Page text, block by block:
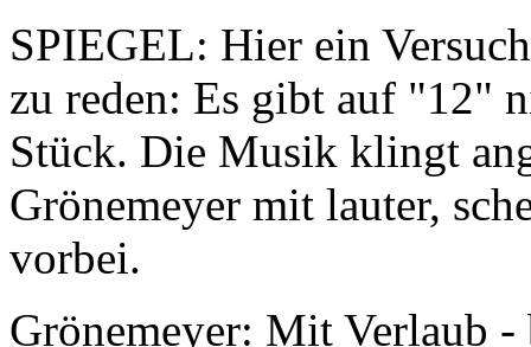
SPIEGEL: Hier ein
zu reden: Es gibt auf "12"
Stück. Die Musik klingt
Grönemeyer mit lauter,
vorbei.
Grönemeyer: Mit Verlaub